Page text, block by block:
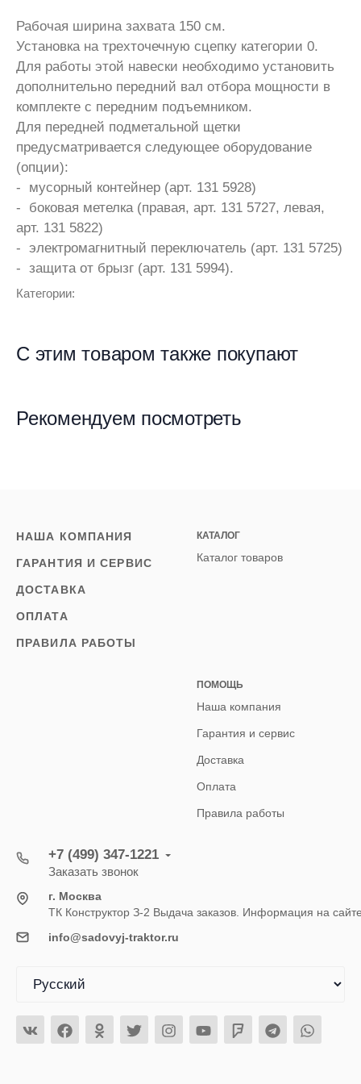
Рабочая ширина захвата 150 см.
Установка на трехточечную сцепку категории 0.
Для работы этой навески необходимо установить
дополнительно передний вал отбора мощности в
комплекте с передним подъемником.
Для передней подметальной щетки
предусматривается следующее оборудование
(опции):
- мусорный контейнер (арт. 131 5928)
- боковая метелка (правая, арт. 131 5727, левая,
арт. 131 5822)
- электромагнитный переключатель (арт. 131 5725)
- защита от брызг (арт. 131 5994).
Категории:
С этим товаром также покупают
Рекомендуем посмотреть
НАША КОМПАНИЯ
ГАРАНТИЯ И СЕРВИС
ДОСТАВКА
ОПЛАТА
ПРАВИЛА РАБОТЫ
КАТАЛОГ
Каталог товаров
ПОМОЩЬ
Наша компания
Гарантия и сервис
Доставка
Оплата
Правила работы
+7 (499) 347-1221
Заказать звонок
г. Москва
ТК Конструктор З-2 Выдача заказов. Информация на
info@sadovyj-traktor.ru